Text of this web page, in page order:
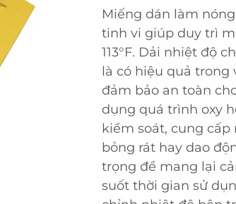
Miếng dán làm
tinh vi giúp duy trì
113°F. Dải nhiệt độ
là có hiệu quả
đảm bảo an toàn
dụng quá trình oxy
kiểm soát, cung
bỏng rát hay dao
trọng để mang lại
suốt thời gian sử